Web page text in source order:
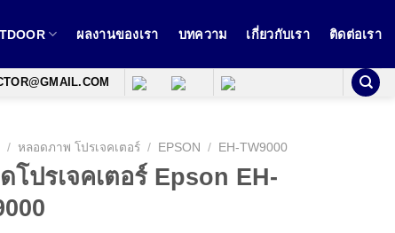
ผลงานของเรา บทความ เกี่ยวกับเรา ติดต่อเรา
/ หลอดภาพ โปรเจคเตอร์ / EPSON / EH-TW9000
โปรเจคเตอร์ Epson EH-